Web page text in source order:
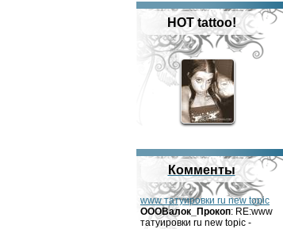
HOT tattoo!
Комменты
www татуировки ru new topic
OOOВалок_Прокоп: RE:www
татуировки ru new topic -